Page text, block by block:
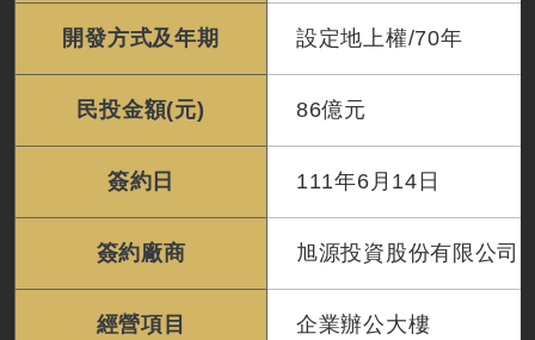
開發方式及年期 設定地上權/70年
民投金額(元) 86億元
簽約日 111年6月14日
簽約廠商 旭源投資股份有限公司
經營項目 企業辦公大樓